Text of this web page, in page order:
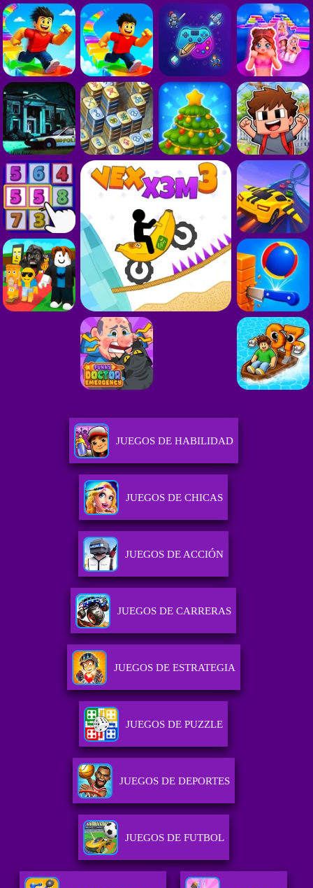
JUEGOS DE HABILIDAD
JUEGOS DE CHICAS
JUEGOS DE ACCIÓN
JUEGOS DE CARRERAS
JUEGOS DE ESTRATEGIA
JUEGOS DE PUZZLE
JUEGOS DE DEPORTES
JUEGOS DE FUTBOL